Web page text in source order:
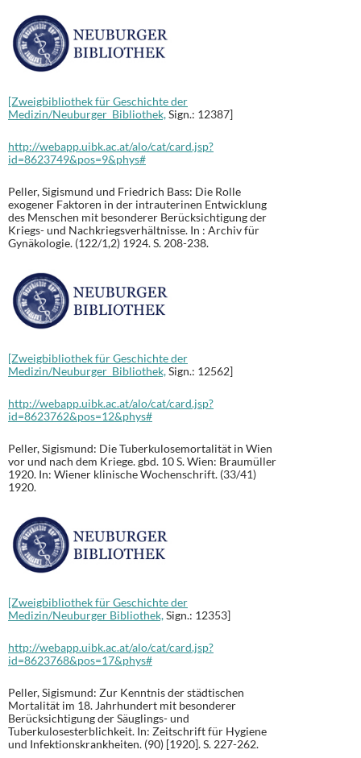
[Zweigbibliothek für Geschichte der
Medizin/Neuburger Bibliothek,Sign.: 12387]
http://webapp.uibk.ac.at/alo/cat/card.jsp?
id=8623749&pos=9&phys#
Peller, Sigismund und Friedrich Bass: Die Rolle
exogener Faktoren in der intrauterinen Entwicklung
des Menschen mit besonderer Berücksichtigung der
Kriegs- und Nachkriegsverhältnisse. In : Archiv für
Gynäkologie. (122/1,2) 1924. S. 208-238.
[Zweigbibliothek für Geschichte der
Medizin/Neuburger Bibliothek,Sign.: 12562]
http://webapp.uibk.ac.at/alo/cat/card.jsp?
id=8623762&pos=12&phys#
Peller, Sigismund: Die Tuberkulosemortalität in Wien
vor und nach dem Kriege. gbd. 10 S. Wien: Braumüller
1920. In: Wiener klinische Wochenschrift. (33/41)
1920.
[Zweigbibliothek für Geschichte der
Medizin/Neuburger Bibliothek,Sign.: 12353]
http://webapp.uibk.ac.at/alo/cat/card.jsp?
id=8623768&pos=17&phys#
Peller, Sigismund: Zur Kenntnis der städtischen
Mortalität im 18. Jahrhundert mit besonderer
Berücksichtigung der Säuglings- und
Tuberkulosesterblichkeit. In: Zeitschrift für Hygiene
und Infektionskrankheiten. (90) [1920]. S. 227-262.